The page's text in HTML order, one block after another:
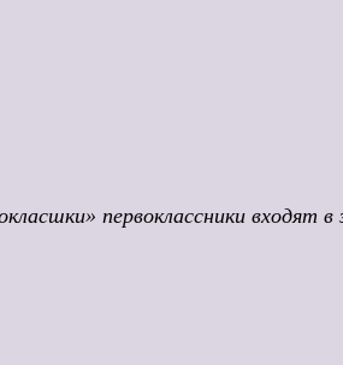
первоклассники входят в